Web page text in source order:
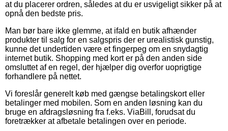
at du placerer ordren, således at du er usvigeligt sikker på at
opnå den bedste pris.
Man bør bare ikke glemme, at ifald en butik afhænder
produkter til salg for en salgspris der er urealistisk gunstig,
kunne det undertiden være et fingerpeg om en snydagtig
internet butik. Shopping med kort er på den anden side
omsluttet af en regel, der hjælper dig overfor uoprigtige
forhandlere på nettet.
Vi foreslår generelt køb med gængse betalingskort eller
betalinger med mobilen. Som en anden løsning kan du
bruge en afdragsløsning fra f.eks. ViaBill, forudsat du
foretrækker at afbetale betalingen over en periode.